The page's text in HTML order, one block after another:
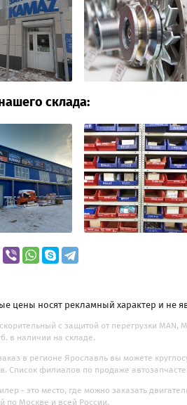
склада:
цены носят рекламный характер и не
с защитой от перегрузки MAN,
в наличии на складе.
в регионе Ярославль вы можете
Список филиалов по продаже
- это место, где можно заказать
по Москве и всей России.